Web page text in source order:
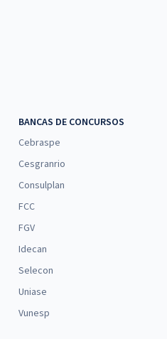
BANCAS DE CONCURSOS
Cebraspe
Cesgranrio
Consulplan
FCC
FGV
Idecan
Selecon
Uniase
Vunesp